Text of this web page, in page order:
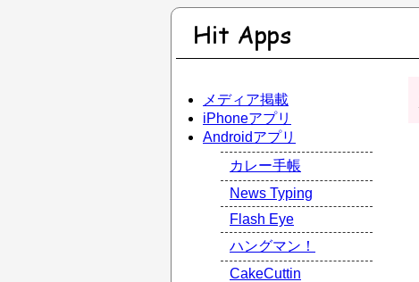
メディア掲載
iPhoneアプリ
Androidアプリ
カレー手帳
News Typing
Flash Eye
ハングマン！
CakeCuttin